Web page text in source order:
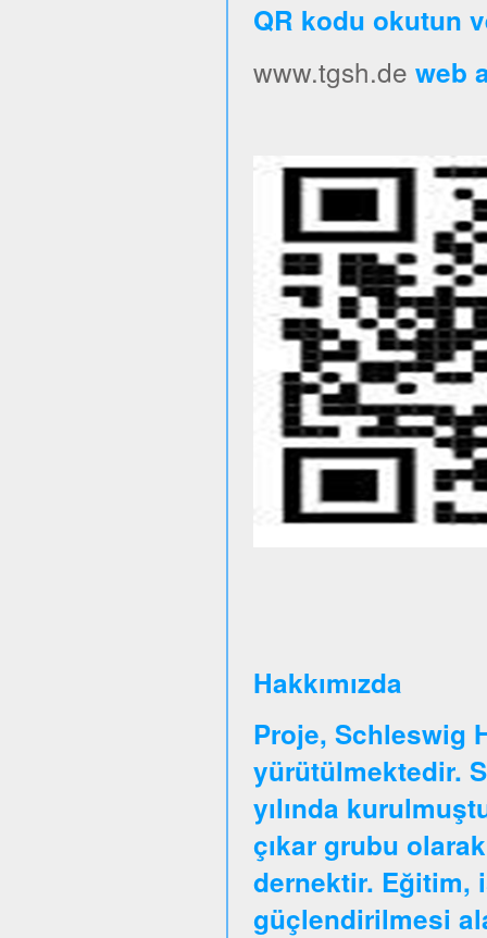
QR kodu okutun
www.tgsh.de web
Hakkımızda
Proje, Schleswig
yürütülmektedir.
yılında
çıkar grubu
dernektir. Eğitim,
güçlendirilmesi